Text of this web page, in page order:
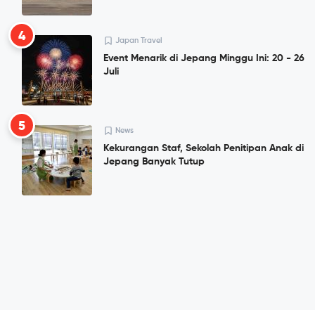
4 Japan Travel
Event Menarik di Jepang Minggu Ini: 20 - 26
Juli
5 News
Kekurangan Staf, Sekolah Penitipan Anak di
Jepang Banyak Tutup